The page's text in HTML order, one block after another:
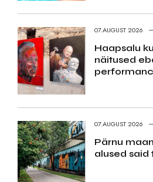
07.AUGUST 2026
Haapsalu
näitused
07.AUGUST 2026
Pärnu
alused said